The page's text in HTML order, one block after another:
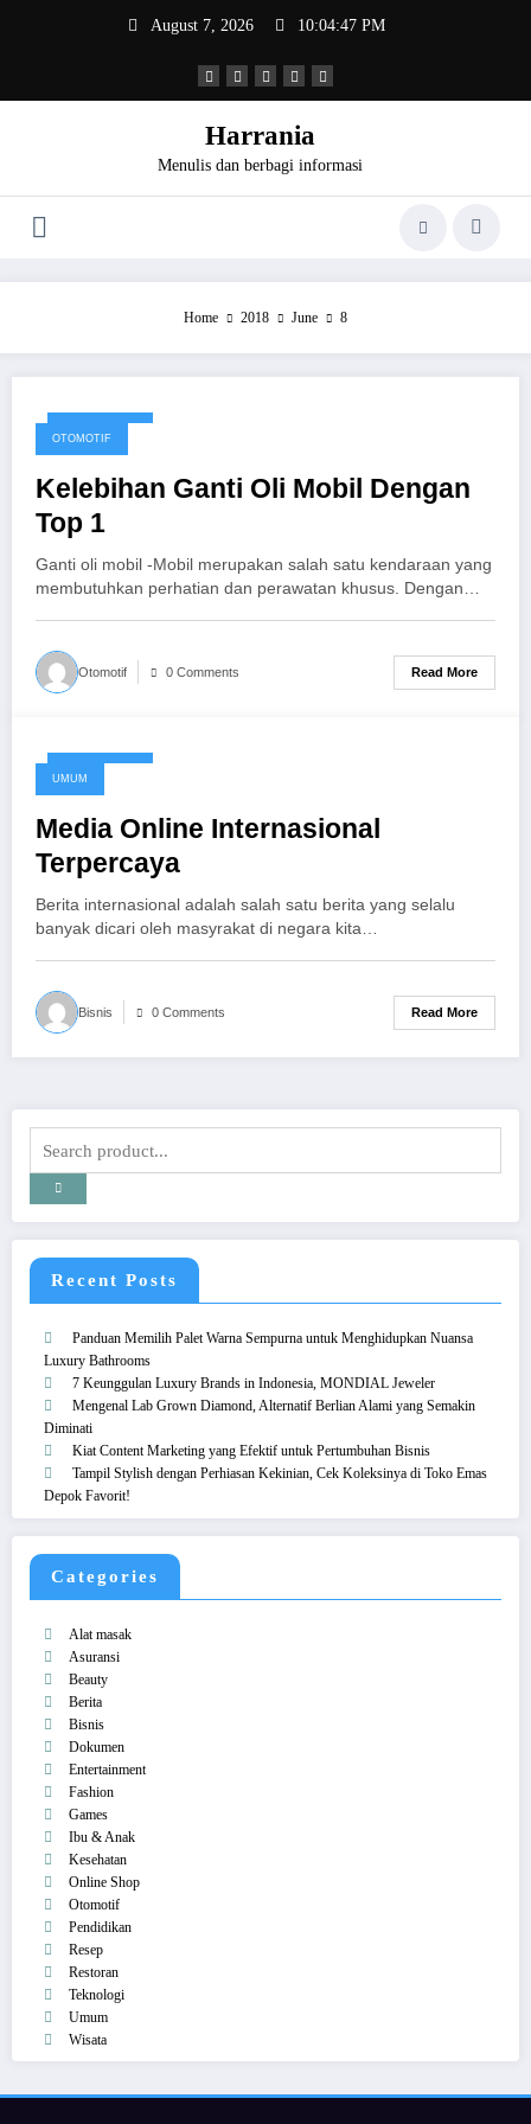
August 7, 2026 10:04:47 PM
Harrania
Menulis dan berbagi informasi
Home 2018 June 8
June 8, 2018
OTOMOTIF
Kelebihan Ganti Oli Mobil Dengan
Top 1
Ganti oli mobil -Mobil merupakan salah satu kendaraan yang
membutuhkan perhatian dan perawatan khusus. Dengan…
Otomotif 0 Comments Read More
June 8, 2018
UMUM
Media Online Internasional
Terpercaya
Berita internasional adalah salah satu berita yang selalu
banyak dicari oleh masyrakat di negara kita…
Bisnis 0 Comments Read More
Recent Posts
Panduan Memilih Palet Warna Sempurna untuk Menghidupkan Nuansa
Luxury Bathrooms
7 Keunggulan Luxury Brands in Indonesia, MONDIAL Jeweler
Mengenal Lab Grown Diamond, Alternatif Berlian Alami yang Semakin
Diminati
Kiat Content Marketing yang Efektif untuk Pertumbuhan Bisnis
Tampil Stylish dengan Perhiasan Kekinian, Cek Koleksinya di Toko Emas
Depok Favorit!
Categories
Alat masak
Asuransi
Beauty
Berita
Bisnis
Dokumen
Entertainment
Fashion
Games
Ibu & Anak
Kesehatan
Online Shop
Otomotif
Pendidikan
Resep
Restoran
Teknologi
Umum
Wisata